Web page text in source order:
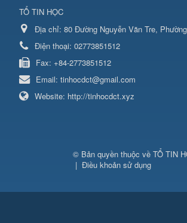
TỔ TIN HỌC
Địa chỉ: 80 Đường Nguyễn Văn Tre,
Điện thoại: 02773851512
Fax: +84-2773851512
Email: tinhocdct@gmail.com
Website: http://tinhocdct.xyz
© Bản quyền thuộc về TỔ TIN
| Điều khoản sử dụng